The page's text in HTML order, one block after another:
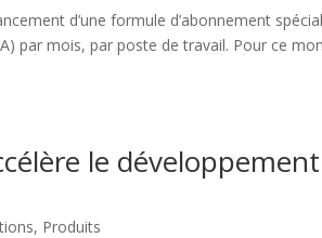
d’une formule d’abonnement
par mois, par poste de travail. Pour ce
le
, Produits